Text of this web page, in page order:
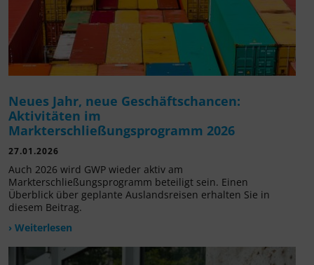
Neues Jahr, neue Geschäftschancen:
Aktivitäten im
Markterschließungsprogramm 2026
27.01.2026
Auch 2026 wird GWP wieder aktiv am
Markterschließungsprogramm beteiligt sein. Einen
Überblick über geplante Auslandsreisen erhalten Sie in
diesem Beitrag.
› Weiterlesen